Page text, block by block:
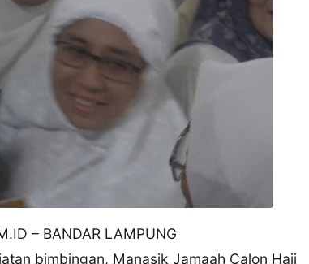
– BANDAR LAMPUNG
bimbingan, Manasik Jamaah Calon Haji